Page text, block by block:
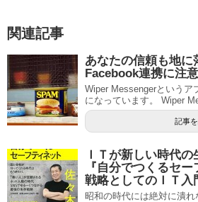
関連記事
あなたの信頼も地に
Facebook連携に注意
Wiper Messengerというア
になっています。 Wiper
記事
ＩＴが新しい時代の
『自分でつくるセ
戦略としてのＩＴ入
昭和の時代には絶対に潰